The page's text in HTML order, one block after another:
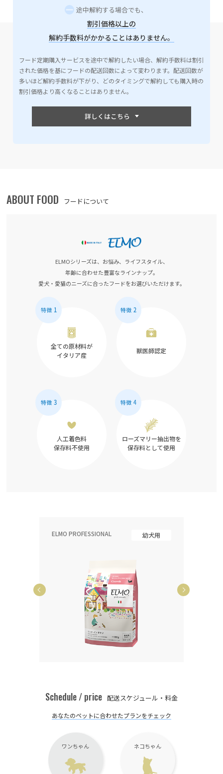
途中解約する場合でも、
割引価格以上の
解約手数料がかかることはありません。
フード定期購入サービスを途中で解約したい場合、解約手数料は割引
された価格を基にフードの配送回数によって変わります。配送回数が
多いほど解約手数料が下がり、どのタイミングで解約しても購入時の
割引価格より高くなることはありません。
ABOUT FOOD フードについて
ELMOシリーズは、お悩み、ライフスタイル、
年齢に合わせた豊富なラインナップ。
愛犬・愛猫のニーズに合ったフードをお選びいただけます。
全ての原材料が
イタリア産
獣医師認定
人工着色料
保存料不使用
ローズマリー抽出物を
保存料として使用
ELMO PROFESSIONAL 幼犬用
Schedule / price 配送スケジュール・料金
あなたのペットに合わせたプランをチェック
ワンちゃん ネコちゃん